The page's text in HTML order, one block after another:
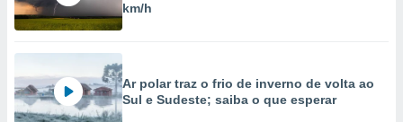
km/h
Ar polar traz o frio de inverno de volta ao
Sul e Sudeste; saiba o que esperar